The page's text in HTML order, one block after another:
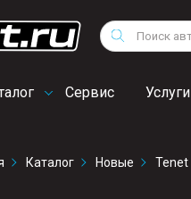
Поиск
Сервис
сервис
Услуги
Каталог Новые Tenet